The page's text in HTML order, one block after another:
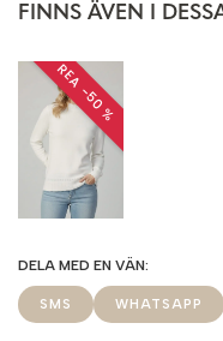
FINNS ÄVEN I
REA −50 %
SMS WHATSAPP